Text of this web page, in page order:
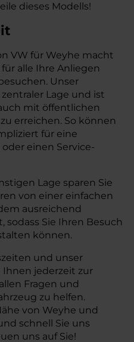
dieses Modells!
VW für Weyhe macht
alle Ihre Anliegen
Unser
Lage und ist
mit öffentlichen
erreichen. So können
für eine
einen Service-
Lage sparen Sie
von einer einfachen
ausreichend
sodass Sie Ihren Besuch
können.
und unser
jederzeit zur
Fragen und
zu helfen.
von Weyhe und
schnell Sie uns
uns auf Sie!